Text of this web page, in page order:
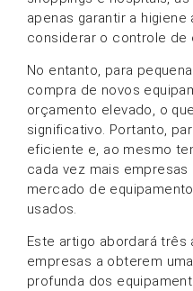
apenas garantir a
considerar o controle de
No entanto, para
compra de novos
orçamento elevado, o
significativo. Portanto,
eficiente e, ao mesmo
cada vez mais
mercado de
usados.
Este artigo abordará
empresas a obterem
profunda dos